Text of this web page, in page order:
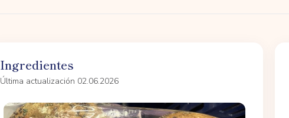
Ingredientes
Última actualización 02.06.2026